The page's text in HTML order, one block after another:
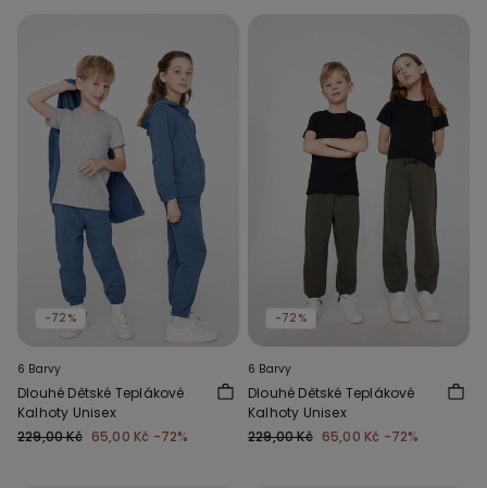
-72%
6 Barvy
Dlouhé Dětské Teplákové
Kalhoty Unisex
229,00 Kč 65,00 Kč -72%
-72%
6 Barvy
Dlouhé Dětské Teplákové
Kalhoty Unisex
229,00 Kč 65,00 Kč -72%